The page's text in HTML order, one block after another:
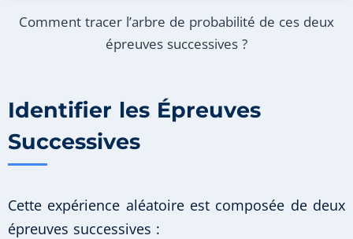
Comment tracer l’arbre de probabilité de ces deux
épreuves successives ?
Identifier les Épreuves
Successives
Cette expérience aléatoire est composée de deux
épreuves successives :